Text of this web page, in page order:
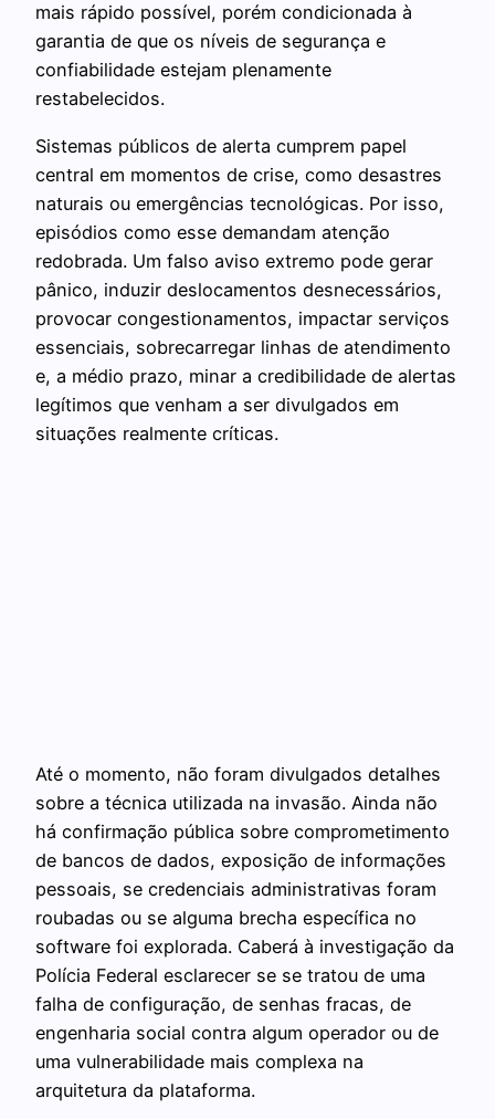
mais rápido possível, porém condicionada à
garantia de que os níveis de segurança e
confiabilidade estejam plenamente
restabelecidos.
Sistemas públicos de alerta cumprem papel
central em momentos de crise, como desastres
naturais ou emergências tecnológicas. Por isso,
episódios como esse demandam atenção
redobrada. Um falso aviso extremo pode gerar
pânico, induzir deslocamentos desnecessários,
provocar congestionamentos, impactar serviços
essenciais, sobrecarregar linhas de atendimento
e, a médio prazo, minar a credibilidade de alertas
legítimos que venham a ser divulgados em
situações realmente críticas.
Até o momento, não foram divulgados detalhes
sobre a técnica utilizada na invasão. Ainda não
há confirmação pública sobre comprometimento
de bancos de dados, exposição de informações
pessoais, se credenciais administrativas foram
roubadas ou se alguma brecha específica no
software foi explorada. Caberá à investigação da
Polícia Federal esclarecer se se tratou de uma
falha de configuração, de senhas fracas, de
engenharia social contra algum operador ou de
uma vulnerabilidade mais complexa na
arquitetura da plataforma.